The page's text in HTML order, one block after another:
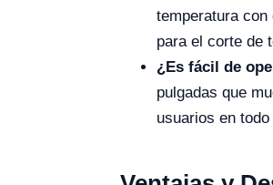
temperatura
para el corte de
¿Es fácil de
pulgadas que
usuarios en